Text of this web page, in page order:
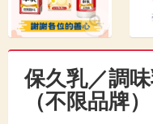
保久乳／調
（不限品牌）